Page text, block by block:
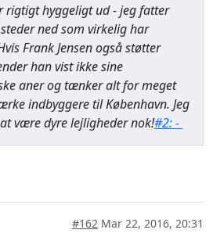
rigtigt hyggeligt ud - jeg fatter
ned som virkelig har
Frank Jensen også støtter
han vist ikke sine
aner og tænker alt for meget
indbyggere til København. Jeg
være dyre lejligheder nok!#2: -
#162 Mar 22, 2016, 20:31